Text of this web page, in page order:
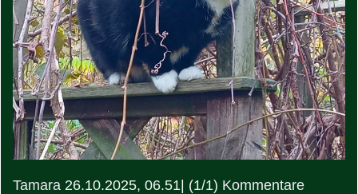
Tamara 26.10.2025, 06.51| (1/1) Kommentare